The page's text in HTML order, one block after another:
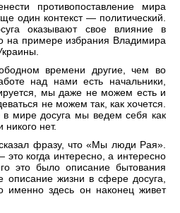
противопоставление мира
один контекст — политический.
оказывают свое влияние в
на примере избрания Владимира
времени другие, чем во
над нами есть начальники,
мы даже не можем есть и
не можем так, как хочется.
мире досуга мы ведем себя как
нет.
фразу, что «Мы люди Рая».
когда интересно, а интересно
это было описание бытования
описание жизни в сфере досуга,
именно здесь он наконец живет